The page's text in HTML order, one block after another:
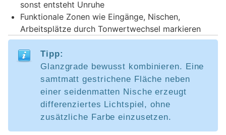
sonst entsteht Unruhe
Funktionale Zonen wie Eingänge, Nischen,
Arbeitsplätze durch Tonwertwechsel markieren
Tipp:
Glanzgrade bewusst kombinieren. Eine
samtmatt gestrichene Fläche neben
einer seidenmatten Nische erzeugt
differenziertes Lichtspiel, ohne
zusätzliche Farbe einzusetzen.